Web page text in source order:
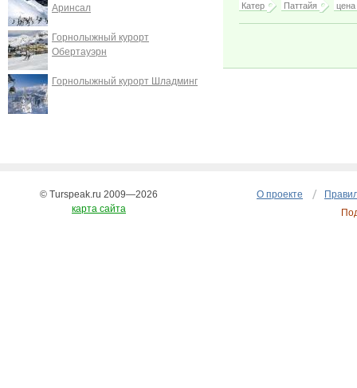
Катер
Паттайя цена
Аринсал
Горнолыжный курорт
Обертауэрн
Горнолыжный курорт Шладминг
О проекте
© Turspeak.ru 2009—2026
карта сайта